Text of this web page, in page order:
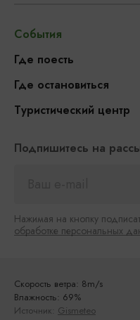
События
Где поесть
Где остановиться
Туристический центр
Подпишитесь на
Нажимая на кнопку
обработке персональных
Скорость ветра: 8m/s
Влажность: 69%
Источник: Gismeteo